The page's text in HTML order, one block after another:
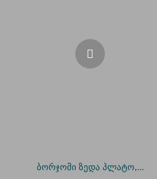
ბორჯომი ზედა პლატო,...